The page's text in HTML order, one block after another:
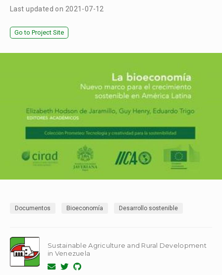
Last updated on 2021-07-12
Go to Project Site
Documentos Bioeconomía Desarrollo sostenible
Sustainable Agriculture and Rural Development
in Venezuela